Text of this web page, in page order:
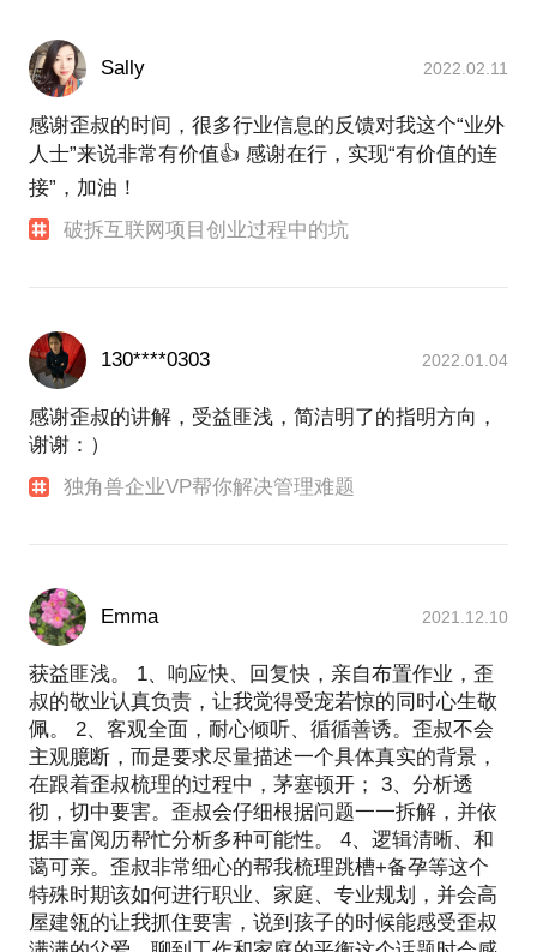
Sally 2022.02.11
感谢歪叔的时间，很多行业信息的反馈对我这个“业外
人士”来说非常有价值👍 感谢在行，实现“有价值的连
接”，加油！
破拆互联网项目创业过程中的坑
130****0303 2022.01.04
感谢歪叔的讲解，受益匪浅，简洁明了的指明方向，
谢谢：）
独角兽企业VP帮你解决管理难题
Emma 2021.12.10
获益匪浅。 1、响应快、回复快，亲自布置作业，歪
叔的敬业认真负责，让我觉得受宠若惊的同时心生敬
佩。 2、客观全面，耐心倾听、循循善诱。歪叔不会
主观臆断，而是要求尽量描述一个具体真实的背景，
在跟着歪叔梳理的过程中，茅塞顿开； 3、分析透
彻，切中要害。歪叔会仔细根据问题一一拆解，并依
据丰富阅历帮忙分析多种可能性。 4、逻辑清晰、和
蔼可亲。歪叔非常细心的帮我梳理跳槽+备孕等这个
特殊时期该如何进行职业、家庭、专业规划，并会高
屋建瓴的让我抓住要害，说到孩子的时候能感受歪叔